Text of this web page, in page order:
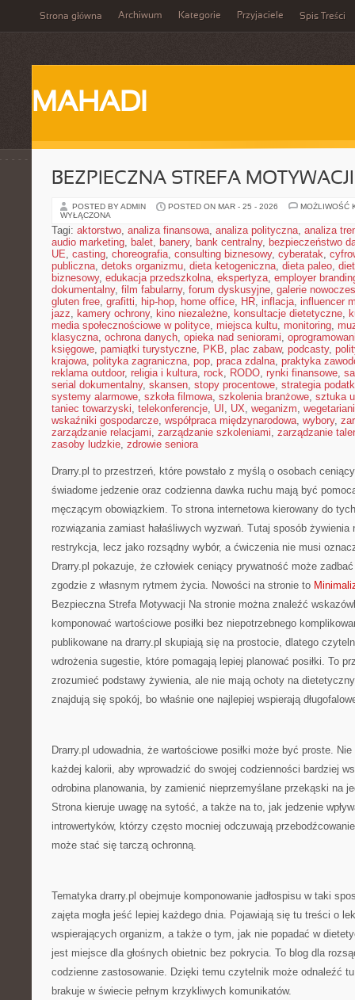
Strona główna Archiwum Kategorie Przyjaciele Spis Treści
MAHADI
BEZPIECZNA STREFA MOTYWACJI
POSTED BY ADMIN POSTED ON MAR - 25 - 2026
MOŻLIWOŚĆ
WYŁĄCZONA
Tagi: aktorstwo, analiza finansowa, analiza polityczna, analiza
audio marketing, balet, banery, bank centralny, bezpieczeństwo
UE, casting, choreografia, consulting biznesowy, cyberatak,
publiczna, detoks organizmu, dieta ketogeniczna, dieta paleo,
biznesowy, edukacja przedszkolna, ekspertyza, employer
dokumentalny, film fabularny, forum dyskusyjne, galerie
gluten free, grafitti, hip-hop, home office, HR, inflacja, influencer
jazz, kamery ochrony, kino niezależne, konsultacje dietetyczne,
media społecznościowe w polityce, miejsca kultu, monitoring,
klasyczna, ochrona danych, opieka nad seniorami,
księgowe, pamiątki turystyczne, PKB, plac zabaw, podcasty,
krajowa, polityka zagraniczna, pop, praca zdalna, praktyka
reklama outdoor, religia i kultura, rock, RODO, rynki finansowe,
serial dokumentalny, skansen, stopy procentowe, strategia
systemy alarmowe, szkoła filmowa, szkolenia branżowe, sztuka
taniec towarzyski, telekonferencje, UI , UX, weganizm,
wskaźniki gospodarcze, współpraca międzynarodowa, wybory,
zarządzanie relacjami, zarządzanie szkoleniami, zarządzanie
zasoby ludzkie, zdrowie seniora
Drarry.pl to przestrzeń, które powstało z myślą o osobach
świadome jedzenie oraz codzienna dawka ruchu mają być
męczącym obowiązkiem. To strona internetowa kierowany do
rozwiązania zamiast hałaśliwych wyzwań. Tutaj sposób
restrykcja, lecz jako rozsądny wybór, a ćwiczenia nie musi
Drarry.pl pokazuje, że człowiek ceniący prywatność może
zgodzie z własnym rytmem życia. Nowości na stronie to
Bezpieczna Strefa Motywacji Na stronie można znaleźć
komponować wartościowe posiłki bez niepotrzebnego
publikowane na drarry.pl skupiają się na prostocie, dlatego
wdrożenia sugestie, które pomagają lepiej planować posiłki. To
zrozumieć podstawy żywienia, ale nie mają ochoty na
znajdują się spokój, bo właśnie one najlepiej wspierają
Drarry.pl udowadnia, że wartościowe posiłki może być proste.
każdej kalorii, aby wprowadzić do swojej codzienności bardziej
odrobina planowania, by zamienić nieprzemyślane przekąski na
Strona kieruje uwagę na sytość, a także na to, jak jedzenie
introwertyków, którzy często mocniej odczuwają
może stać się tarczą ochronną.
Tematyka drarry.pl obejmuje komponowanie jadłospisu w taki
zajęta mogła jeść lepiej każdego dnia. Pojawiają się tu treści o
wspierających organizm, a także o tym, jak nie popadać w
jest miejsce dla głośnych obietnic bez pokrycia. To blog dla
codzienne zastosowanie. Dzięki temu czytelnik może odnaleźć
brakuje w świecie pełnym krzykliwych komunikatów.